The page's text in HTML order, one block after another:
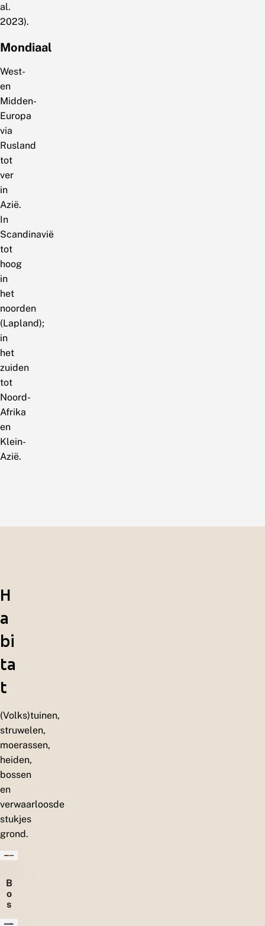
al.
2023).
Mondiaal
West-
en
Midden-
Europa
via
Rusland
tot
ver
in
Azië.
In
Scandinavië
tot
hoog
in
het
noorden
(Lapland);
in
het
zuiden
tot
Noord-
Afrika
en
Klein-
Azië.
H
a
bi
ta
t
(Volks)tuinen,
struwelen,
moerassen,
heiden,
bossen
en
verwaarloosde
stukjes
grond.
B
o
s